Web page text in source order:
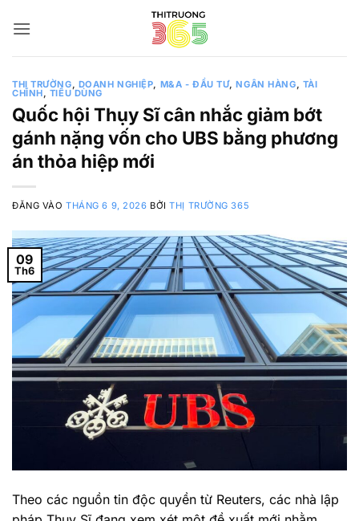
qua
THỊ TRƯỜNG, DOANH NGHIỆP, M&A - ĐẦU TƯ,NGÂN HÀNG, TÀI
CHÍNH, TIÊU DÙNG
Quốc hội Thụy Sĩ cân nhắc giảm bớt
gánh nặng vốn cho UBS bằng phương
án thỏa hiệp mới
ĐĂNG VÀOTHÁNG 6 9, 2026 BỞITHỊ TRƯỜNG 365
09
Th6
Theo các nguồn tin độc quyền từ Reuters, các nhà lập